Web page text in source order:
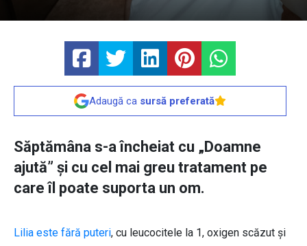
Adaugă ca sursă preferată
Săptămâna s-a încheiat cu „Doamne
ajută” și cu cel mai greu tratament pe
care îl poate suporta un om.
Lilia este fără puteri, cu leucocitele la 1, oxigen scăzut și